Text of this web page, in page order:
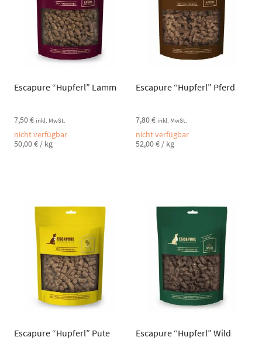
Escapure “Hupferl” Lamm
7,50€ inkl. MwSt.
nicht verfügbar
50,00€ / kg
Escapure “Hupferl” Pferd
7,80€ inkl. MwSt.
nicht verfügbar
52,00€ / kg
Escapure “Hupferl” Pute Escapure “Hupferl” Wild